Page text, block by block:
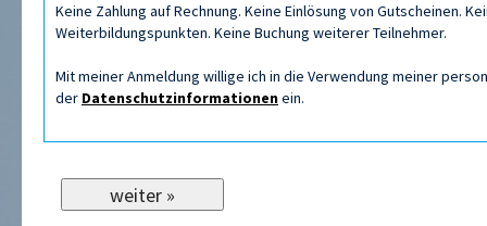
Keine Zahlung auf Rechnung. Keine Einlösung von Gutscheinen.
Weiterbildungspunkten. Keine Buchung weiterer Teilnehmer.
Mit meiner Anmeldung willige ich in die Verwendung meiner
der Datenschutzinformationenein.